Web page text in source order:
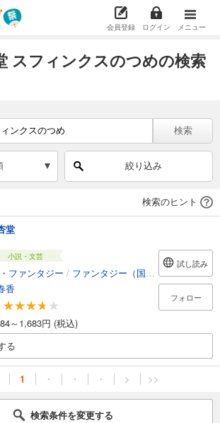
会員登録 ログイン メニュー
スフィンクスのつめの検索
検索
絞り込み
検索のヒント
堂
小説・文芸
ファンタジー / ファンタジー（国内）
香
～1,683円 (税込)
試し読み
フォロー
る
1 ・ ・ ・ > >>
検索条件を変更する